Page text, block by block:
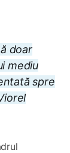
doar
mediu
spre